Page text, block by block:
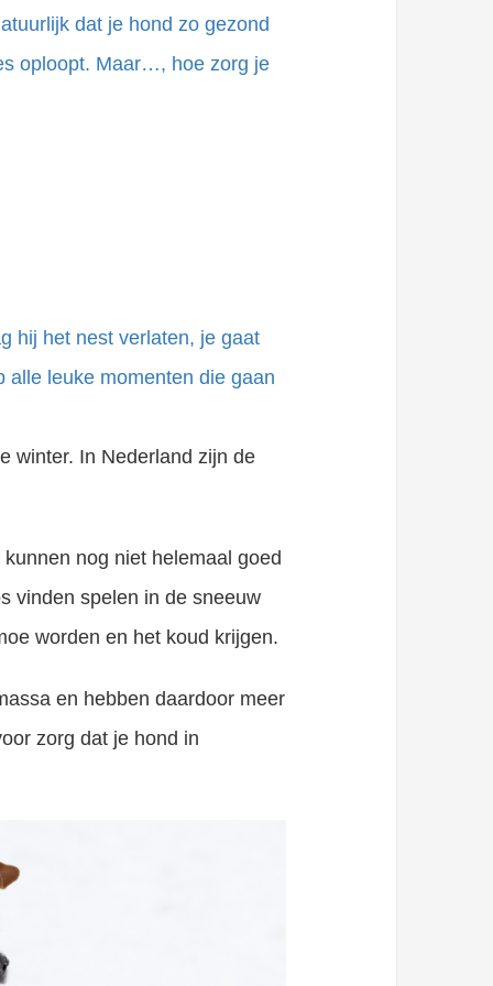
dat je hond zo gezond
oploopt. Maar…, hoe zorg je
hij het nest verlaten, je gaat
alle leuke momenten die gaan
winter. In Nederland zijn de
nog niet helemaal goed
vinden spelen in de sneeuw
worden en het koud krijgen.
en hebben daardoor meer
zorg dat je hond in